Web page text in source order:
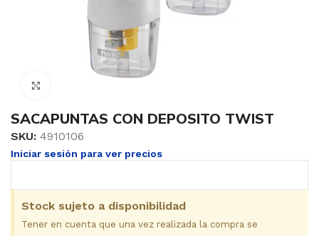
SACAPUNTAS CON DEPOSITO TWIST
SKU: 4910106
Iniciar sesión para ver precios
Stock sujeto a disponibilidad
Tener en cuenta que una vez realizada la compra se